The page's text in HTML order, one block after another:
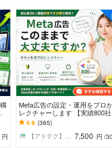
円
Meta広告の設定・運用をプロ
レクチャーします 【実績800社
上】初心者〜中級者OK・画面共
有レクチャー
4.9 (365)
【アドテク】のことならMETA（メタ） 7,500 円 /